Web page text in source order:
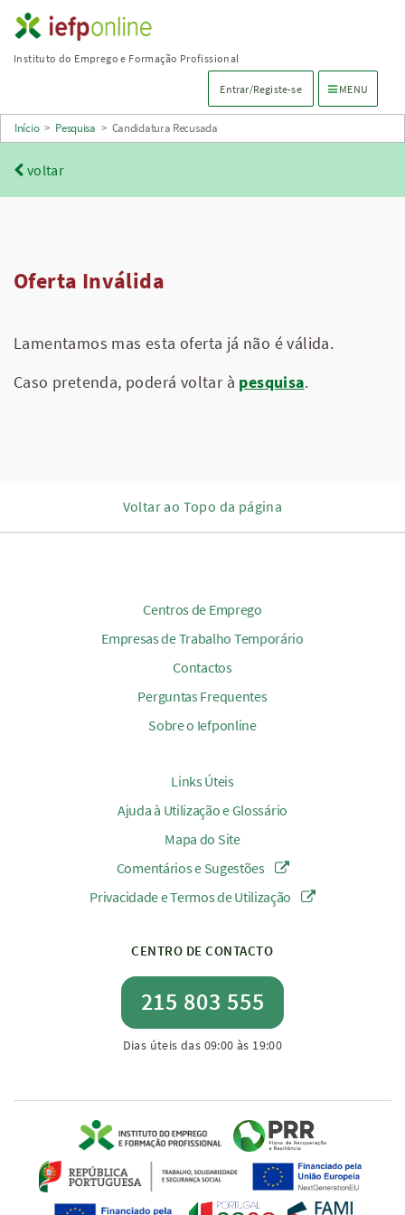
Saltar
para
principal
Instituto do Emprego e Formação Profissional
Entrar/Registe-se Menu de
MENU
Início > Pesquisa > Candidatura Recusada
voltar
Oferta Inválida
Lamentamos mas esta oferta já não é válida.
Caso pretenda, poderá voltar à pesquisa.
Voltar ao Topo da página
Centros de Emprego
Empresas de Trabalho Temporário
Contactos
Perguntas Frequentes
Sobre o Iefponline
Links Úteis
Ajuda à Utilização e Glossário
Mapa do Site
Comentários e Sugestões
Privacidade e Termos de Utilização
CENTRO DE CONTACTO
215 803 555
Dias úteis das 09:00 às 19:00